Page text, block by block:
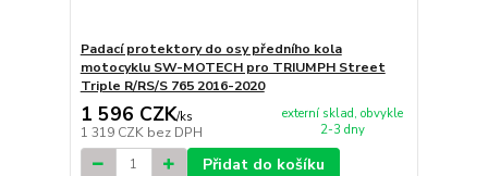
Padací protektory do osy předního kola
motocyklu SW-MOTECH pro TRIUMPH Street
Triple R/RS/S 765 2016-2020
1 596 CZK/ks
1 319 CZK bez DPH
externí sklad, obvykle
2-3 dny
Přidat do košíku